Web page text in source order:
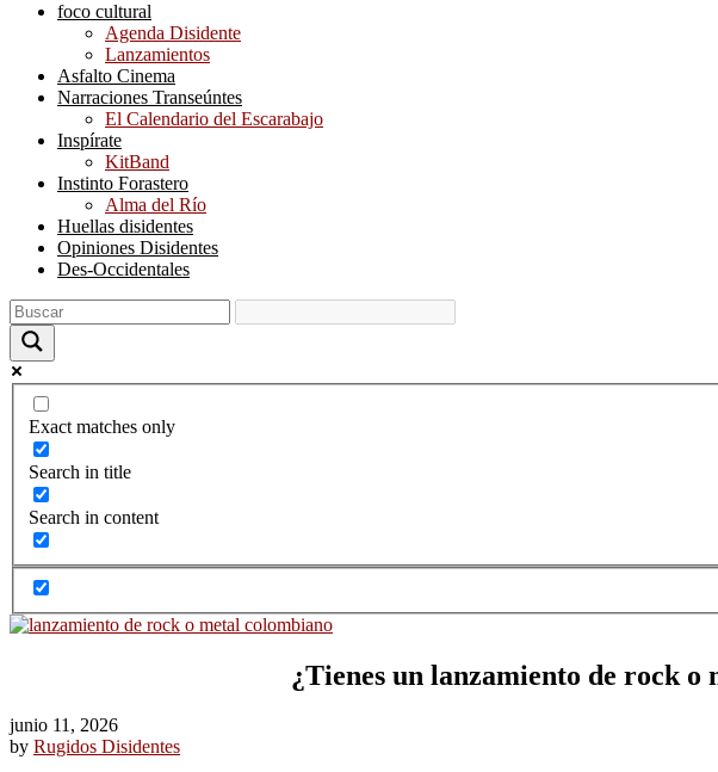
foco cultural
Agenda Disidente
Lanzamientos
Asfalto Cinema
Narraciones Transeúntes
El Calendario del Escarabajo
Inspírate
KitBand
Instinto Forastero
Alma del Río
Huellas disidentes
Opiniones Disidentes
Des-Occidentales
Exact matches only
Search in title
Search in content
¿Tienes un lanzamiento de rock
junio 11, 2026
by Rugidos Disidentes